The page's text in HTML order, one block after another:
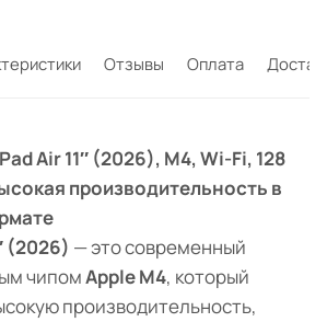
Отзывы Оплата
Air 11″ (2026), M4, Wi-Fi, 128
производительность в
(2026) — это современный
чипомApple M4, который
производительность,